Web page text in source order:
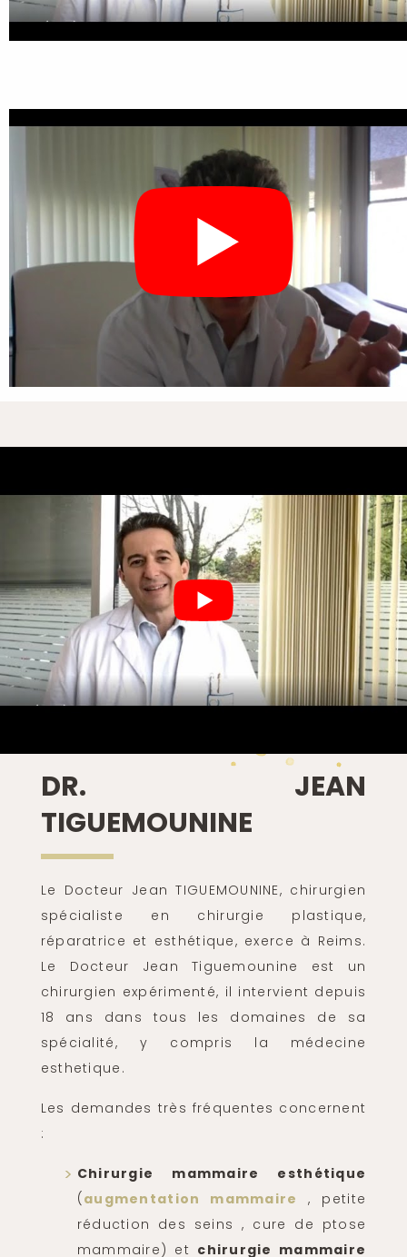
DR. JEAN
TIGUEMOUNINE
Le Docteur Jean TIGUEMOUNINE, chirurgien
spécialiste en chirurgie plastique,
réparatrice et esthétique, exerce à Reims.
Le Docteur Jean Tiguemounine est un
chirurgien expérimenté, il intervient depuis
18 ans dans tous les domaines de sa
spécialité, y compris la médecine
esthetique.
Les demandes très fréquentes concernent
:
Chirurgie mammaire esthétique
( augmentation mammaire
, petite
réduction des seins , cure de ptose
mammaire) et chirurgie mammaire